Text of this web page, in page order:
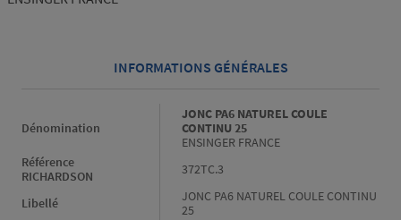
INFORMATIONS GÉNÉRALES
Dénomination
JONC PA6 NATUREL COULE
CONTINU 25
ENSINGER FRANCE
Référence
RICHARDSON
372TC.3
Libellé
JONC PA6 NATUREL COULE CONTINU
25